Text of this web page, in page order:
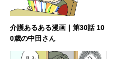
介護あるある漫画｜第30話 10
0歳の中田さん